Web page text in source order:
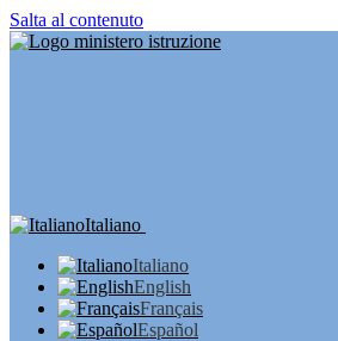
Salta al contenuto
Italiano
Italiano
English
Français
Español